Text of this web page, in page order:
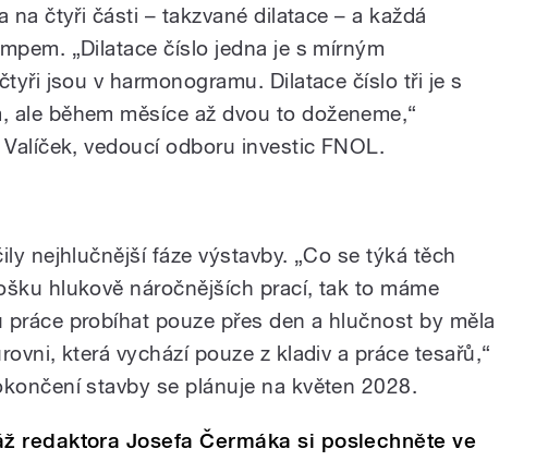
na čtyři části – takzvané dilatace – a každá
„Dilatace číslo jedna je s mírným
jsou v harmonogramu. Dilatace číslo tři je s
ale během měsíce až dvou to doženeme,“
vedoucí odboru investic FNOL.
nejhlučnější fáze výstavby. „Co se týká těch
hlukově náročnějších prací, tak to máme
práce probíhat pouze přes den a hlučnost by měla
která vychází pouze z kladiv a práce tesařů,“
stavby se plánuje na květen 2028.
redaktora Josefa Čermáka si poslechněte ve